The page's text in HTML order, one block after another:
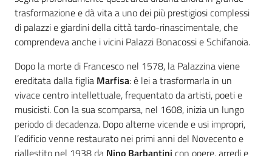
trasformazione e dà vita a uno dei più prestigiosi complessi
di palazzi e giardini della città tardo-rinascimentale, che
comprendeva anche i vicini Palazzi Bonacossi e Schifanoia.
Dopo la morte di Francesco nel 1578, la Palazzina viene
ereditata dalla figlia Marfisa: è lei a trasformarla in un
vivace centro intellettuale, frequentato da artisti, poeti e
musicisti. Con la sua scomparsa, nel 1608, inizia un lungo
periodo di decadenza. Dopo alterne vicende e usi impropri,
l’edificio venne restaurato nei primi anni del Novecento e
riallestito nel 1938 da Nino Barbantini con opere, arredi e